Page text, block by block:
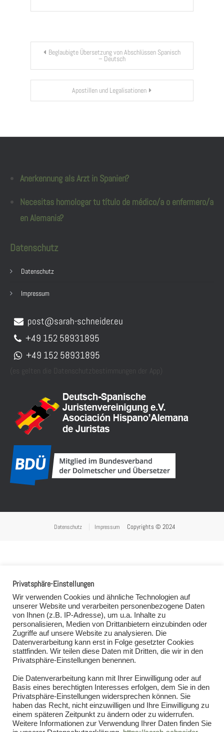
Beitragsnavigation
Beglaubigte Übersetzung von Abschlüssen Spanisch
– Deutsch
Apostillen und Legalisationen
Anerkennung als Arzt in Spanien?
Necesitas homologar tu título de médico/a o enfermero/a
en Alemania?
Datenschutz
Datenschutz
Impressum
post@sarah-schneider.eu
+49 152 58931895
+49 152 58931895
(es gelten die Datenschutzbestimmungen der App)
Datenschutz Impressum Copyrights © 2024
Privatsphäre-Einstellungen
Wir verwenden Cookies und ähnliche Technologien auf
unserer Website und verarbeiten personenbezogene Daten
von Ihnen (z.B. IP-Adresse), um u.a. Inhalte zu
personalisieren, Medien von Drittanbietern einzubinden oder
Zugriffe auf unsere Website zu analysieren. Die
Datenverarbeitung kann erst in Folge gesetzter Cookies
stattfinden. Wir teilen diese Daten mit Dritten, die wir in den
Privatsphäre-Einstellungen benennen.
Die Datenverarbeitung kann mit Ihrer Einwilligung oder auf
Basis eines berechtigten Interesses erfolgen, dem Sie in den
Privatsphäre-Einstellungen widersprechen können. Sie
haben das Recht, nicht einzuwilligen und Ihre Einwilligung zu
einem späteren Zeitpunkt zu ändern oder zu widerrufen.
Weitere Informationen zur Verwendung Ihrer Daten finden Sie